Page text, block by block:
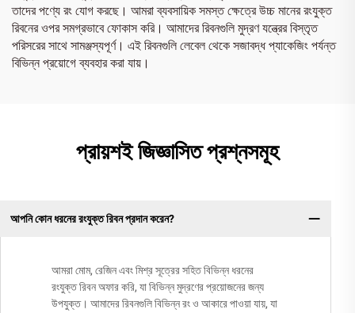
তাদের পণ্যে রং যোগ করছে। আমরা ব্যবসায়িক সমস্ত ক্ষেত্রে উচ্চ মানের রংযুক্ত
রিবনের ওপর সমগ্রভাবে ফোকাস করি। আমাদের রিবনগুলি মুদ্রণ যন্ত্রের বিস্তৃত
পরিসরের সাথে সামঞ্জস্যপূর্ণ। এই রিবনগুলি লেবেল থেকে সজাবদ্ধ প্যাকেজিং পর্যন্ত
বিভিন্ন প্রয়োগে ব্যবহার করা যায়।
প্রায়শই জিজ্ঞাসিত প্রশ্নসমূহ
আপনি কোন ধরনের রংযুক্ত রিবন প্রদান করেন?
আমরা মোম, রেজিন এবং মিশ্র সূত্রের সহিত বিভিন্ন ধরনের
রংযুক্ত রিবন অফার করি, যা বিভিন্ন মুদ্রণের প্রয়োজনের জন্য
উপযুক্ত। আমাদের রিবনগুলি বিভিন্ন রং ও আকারে পাওয়া যায়, যা